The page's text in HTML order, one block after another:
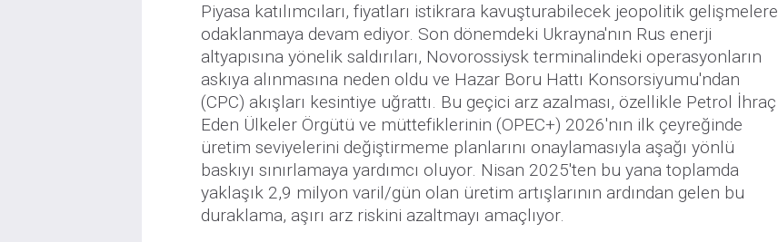
Piyasa katılımcıları, fiyatları istikrara kavuşturabilecek jeopolitik gelişmelere
odaklanmaya devam ediyor. Son dönemdeki Ukrayna'nın Rus enerji
altyapısına yönelik saldırıları, Novorossiysk terminalindeki operasyonların
askıya alınmasına neden oldu ve Hazar Boru Hattı Konsorsiyumu'ndan
(CPC) akışları kesintiye uğrattı. Bu geçici arz azalması, özellikle Petrol İhraç
Eden Ülkeler Örgütü ve müttefiklerinin (OPEC+) 2026'nın ilk çeyreğinde
üretim seviyelerini değiştirmeme planlarını onaylamasıyla aşağı yönlü
baskıyı sınırlamaya yardımcı oluyor. Nisan 2025'ten bu yana toplamda
yaklaşık 2,9 milyon varil/gün olan üretim artışlarının ardından gelen bu
duraklama, aşırı arz riskini azaltmayı amaçlıyor.